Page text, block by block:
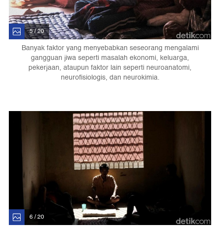
5 / 20
Banyak faktor yang menyebabkan seseorang mengalami
gangguan jiwa seperti masalah ekonomi, keluarga,
pekerjaan, ataupun faktor lain seperti neuroanatomi,
neurofisiologis, dan neurokimia.
6 / 20